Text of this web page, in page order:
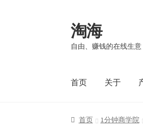
淘海
自由、赚钱的在线生意
首页 关于
首页 1分钟商学院